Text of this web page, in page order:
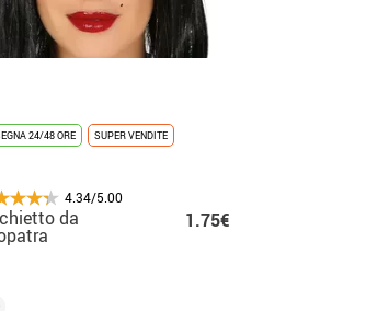
24/48 ORE SUPER VENDITE
4.34/5.00
da 1.75€